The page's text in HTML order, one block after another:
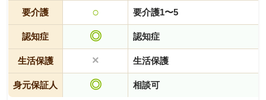
要介護 ○ 要介護1〜5
認知症 ◎ 認知症
生活保護 × 生活保護
身元保証人 ◎ 相談可